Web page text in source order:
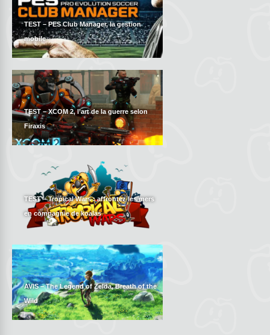
TEST – PES Club Manager, la gestion
mobile
TEST – XCOM 2, l’art de la guerre selon
Firaxis
TEST – Tropical Wars : affrontez les mers
en compagnie de koalas
AVIS – The Legend of Zelda, Breath of the
Wild